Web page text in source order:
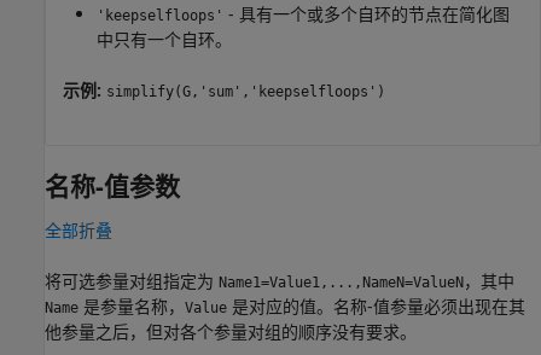
'keepselfloops' - 具有一个或多个自环的节点在简化图
中只有一个自环。
示例: simplify(G,'sum','keepselfloops')
名称-值参数
全部折叠
将可选参量对组指定为 Name1=Value1,...,NameN=ValueN ，其中
Name 是参量名称， Value 是对应的值。名称-值参量必须出现在其
他参量之后，但对各个参量对组的顺序没有要求。